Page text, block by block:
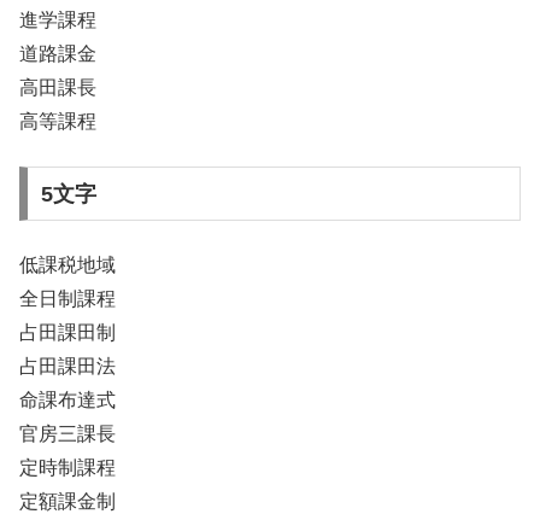
進学課程
道路課金
高田課長
高等課程
5文字
低課税地域
全日制課程
占田課田制
占田課田法
命課布達式
官房三課長
定時制課程
定額課金制